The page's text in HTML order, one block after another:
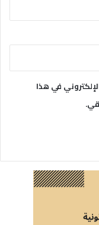
في هذا